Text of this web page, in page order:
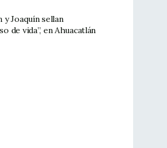
y Joaquín sellan
de vida”, en Ahuacatlán